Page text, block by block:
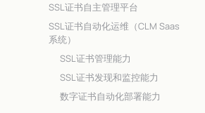
SSL证书自主管理平台
SSL证书自动化运维（CLM Saas
系统）
SSL证书管理能力
SSL证书发现和监控能力
数字证书自动化部署能力